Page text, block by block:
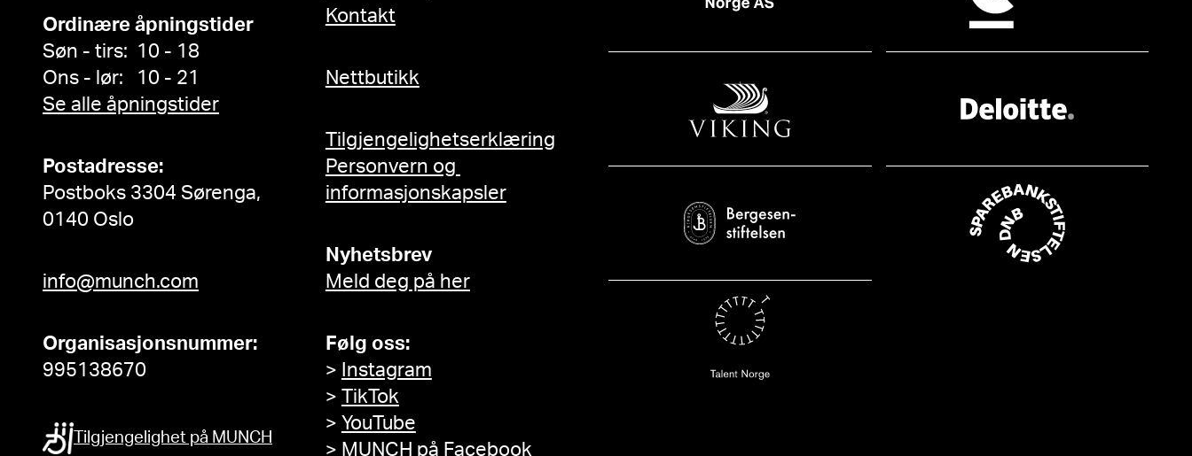
Ordinære åpningstider
Søn - tirs: 10 - 18
Ons - lør: 10 - 21
Se alle åpningstider
Postadresse:
Postboks 3304 Sørenga,
0140 Oslo
info@munch.com
Organisasjonsnummer:
995138670
Tilgjengelighet på MUNCH
Kontakt
Nettbutikk
Tilgjengelighetserklæring
Personvern og
informasjonskapsler
Nyhetsbrev
Meld deg på her
Følg oss:
> Instagram
> TikTok
> YouTube
> MUNCH på Facebook